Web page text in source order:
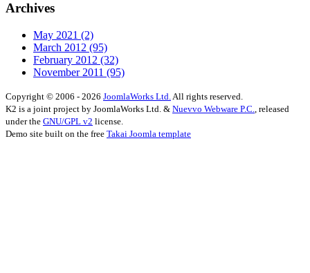
Archives
May 2021 (2)
March 2012 (95)
February 2012 (32)
November 2011 (95)
Copyright © 2006 - 2026 JoomlaWorks Ltd. All rights reserved.
K2 is a joint project by JoomlaWorks Ltd. & Nuevvo Webware P.C.
, released
under the GNU/GPL v2 license.
Demo site built on the free Takai Joomla template